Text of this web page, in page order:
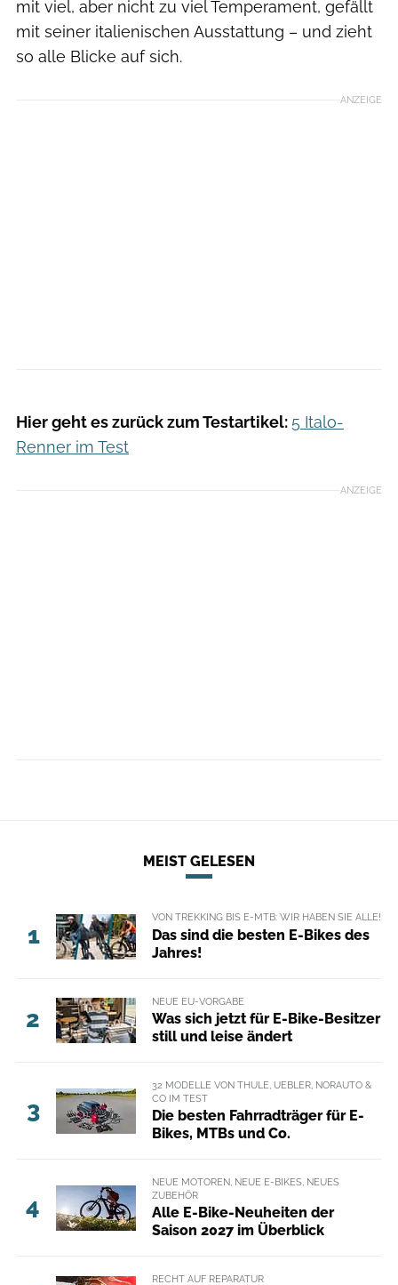
mit viel, aber nicht zu viel Temperament, gefällt
mit seiner italienischen Ausstattung – und zieht
so alle Blicke auf sich.
ANZEIGE
Hier geht es zurück zum Testartikel: 5 Italo-
Renner im Test
ANZEIGE
MEIST GELESEN
1
VON TREKKING BIS E-MTB: WIR HABEN SIE ALLE!
Das sind die besten E-Bikes des
Jahres!
2
NEUE EU-VORGABE
Was sich jetzt für E-Bike-Besitzer
still und leise ändert
3
32 MODELLE VON THULE, UEBLER, NORAUTO &
CO IM TEST
Die besten Fahrradträger für E-
Bikes, MTBs und Co.
4
NEUE MOTOREN, NEUE E-BIKES, NEUES
ZUBEHÖR
Alle E-Bike-Neuheiten der
Saison 2027 im Überblick
RECHT AUF REPARATUR